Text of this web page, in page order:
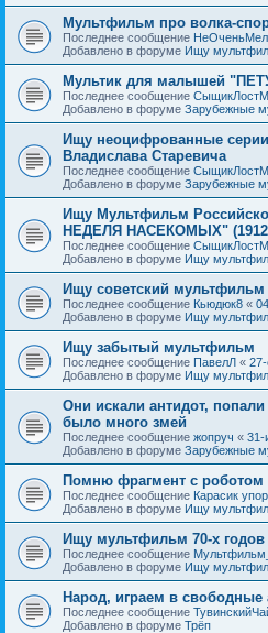
Мультфильм про волка-
Последнее сообщение
Добавлено в форуме Ищу
Мультик для малышей
Последнее сообщение
Добавлено в форуме Зарубежные
Ищу неоцифрованные
Владислава Старевича
Последнее сообщение
Добавлено в форуме Зарубежные
Ищу Мультфильм
НЕДЕЛЯ НАСЕКОМЫХ"
Последнее сообщение
Добавлено в форуме Ищу
Ищу советский мультфильм
Последнее сообщение Кьюдюк8 «
Добавлено в форуме Ищу
Ищу забытый мультфильм
Последнее сообщение ПавелЛ «
Добавлено в форуме Ищу
Они искали антидот,
было много змей
Последнее сообщение жопруч « 31-
Добавлено в форуме Зарубежные
Помню фрагмент с роботом
Последнее сообщение Карасик
Добавлено в форуме Ищу
Ищу мультфильм 70-х
Последнее сообщение
Добавлено в форуме Ищу
Народ, играем в свободные
Последнее сообщение
Добавлено в форуме Трёп